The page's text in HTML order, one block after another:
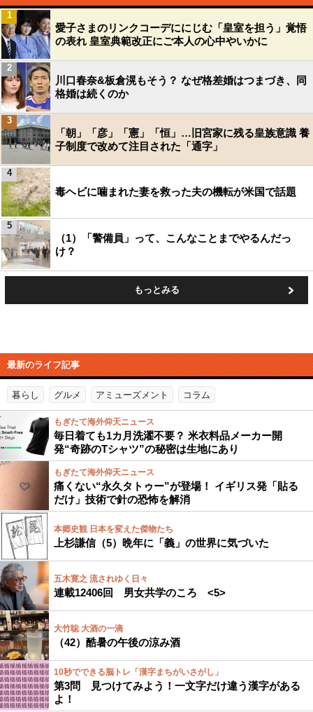
愛子さまのリンクコーデににじむ「皇室を担う」覚悟
の表れ 皇室典範改正にご本人の心中やいかに
1
川口春奈&板倉滉もそう？ なぜ格差婚はつまづき、同
格婚は続くのか
2
「朝」「彦」「憲」「恒」…旧宮家に残る皇族意識 養
子制度で改めて注目された「通字」
3
毒ヘビに噛まれた妻を救った夫の機転が米国で話題
4
（1）「警備員」って、こんなことまでやるんだっ
け？
5
もっとみる
最新のライフ記事
暮らし グルメ アミューズメント コラム
もぎたて海外仰天ニュース
毎日着ても1カ月洗濯不要？ 米衣料品メーカー開
発“奇跡のTシャツ”の秘密は生地にあり
もぎたて海外仰天ニュース
痛くない“永久タトゥー”が登場！ イギリス発「貼る
だけ」技術で針の恐怖を解消
本郷史観 日本を変えた傑物たち
上杉謙信（5）晩年に「義」の世界に気づいた
五木寛之 流されゆく日々
連載12406回 男女共学のころ <5>
大竹聡 大酒の一滴
（42）酷暑の午後の涼み酒
10秒でできる脳トレ「漢字まちがいさがし」
第3問 見つけてみよう！一文字だけ違う漢字がある
よ！